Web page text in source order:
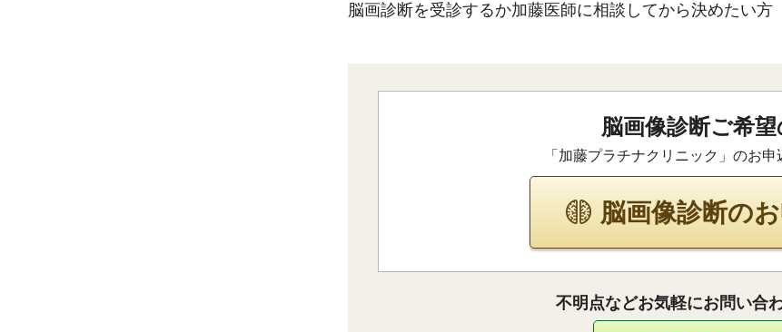
脳画診断を受診するか加藤医師に相談してから決めたい方
脳画像診断ご希
「加藤プラチナクリニック」のお
脳画像診断の
不明点などお気軽にお問い合